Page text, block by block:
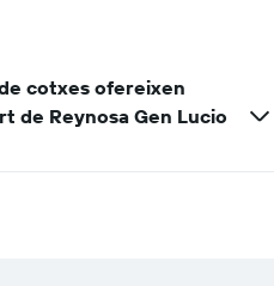
cotxes ofereixen
de Reynosa Gen Lucio